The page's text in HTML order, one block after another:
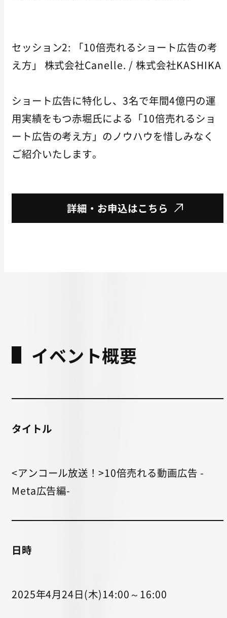
セッション2: 「10倍売れるショート広告の考
え方」 株式会社Canelle. / 株式会社KASHIKA
ショート広告に特化し、3名で年間4億円の運
用実績をもつ赤堀氏による「10倍売れるショ
ート広告の考え方」のノウハウを惜しみなく
ご紹介いたします。
詳細・お申込はこちら
イベント概要
タイトル
<アンコール放送！>10倍売れる動画広告 -
Meta広告編-
日時
2025年4月24日(木)14:00～16:00